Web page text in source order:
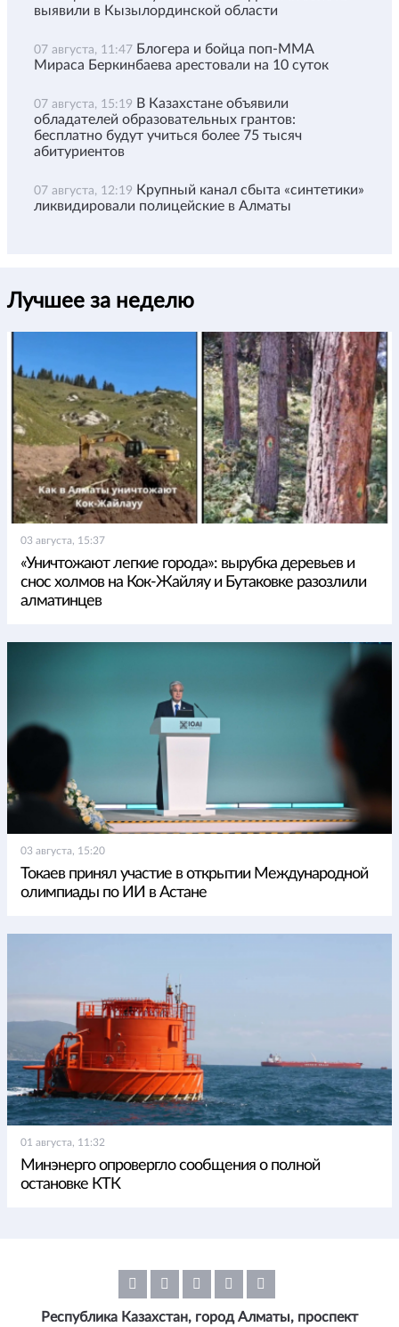
выявили в Кызылординской области
07 августа, 11:47 Блогера и бойца поп-ММА
Мираса Беркинбаева арестовали на 10 суток
07 августа, 15:19 В Казахстане объявили
обладателей образовательных грантов:
бесплатно будут учиться более 75 тысяч
абитуриентов
07 августа, 12:19 Крупный канал сбыта «синтетики»
ликвидировали полицейские в Алматы
Лучшее за неделю
03 августа, 15:37
«Уничтожают легкие города»: вырубка деревьев и
снос холмов на Кок-Жайляу и Бутаковке разозлили
алматинцев
03 августа, 15:20
Токаев принял участие в открытии Международной
олимпиады по ИИ в Астане
01 августа, 11:32
Минэнерго опровергло сообщения о полной
остановке КТК
Республика Казахстан, город Алматы, проспект